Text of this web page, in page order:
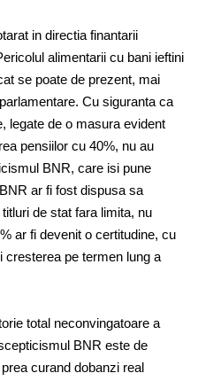
in directia finantarii
alimentarii cu bani ieftini
se poate de prezent, mai
Cu siguranta ca
legate de o masura evident
pensiilor cu 40%, nu au
BNR, care isi pune
ar fi fost dispusa sa
de stat fara limita, nu
ar fi devenit o certitudine, cu
cresterea pe termen lung a
total neconvingatoare a
BNR este de
curand dobanzi real